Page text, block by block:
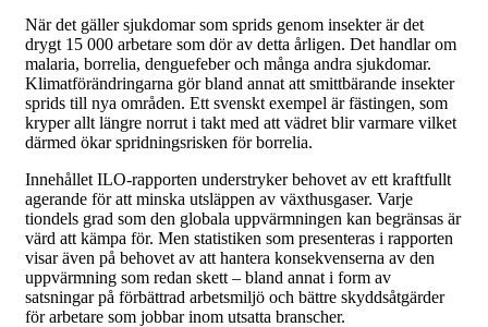
När det gäller sjukdomar som sprids genom insekter är det
drygt 15 000 arbetare som dör av detta årligen. Det handlar om
malaria, borrelia, denguefeber och många andra sjukdomar.
Klimatförändringarna gör bland annat att smittbärande insekter
sprids till nya områden. Ett svenskt exempel är fästingen, som
kryper allt längre norrut i takt med att vädret blir varmare vilket
därmed ökar spridningsrisken för borrelia.
Innehållet ILO-rapporten understryker behovet av ett kraftfullt
agerande för att minska utsläppen av växthusgaser. Varje
tiondels grad som den globala uppvärmningen kan begränsas är
värd att kämpa för. Men statistiken som presenteras i rapporten
visar även på behovet av att hantera konsekvenserna av den
uppvärmning som redan skett – bland annat i form av
satsningar på förbättrad arbetsmiljö och bättre skyddsåtgärder
för arbetare som jobbar inom utsatta branscher.